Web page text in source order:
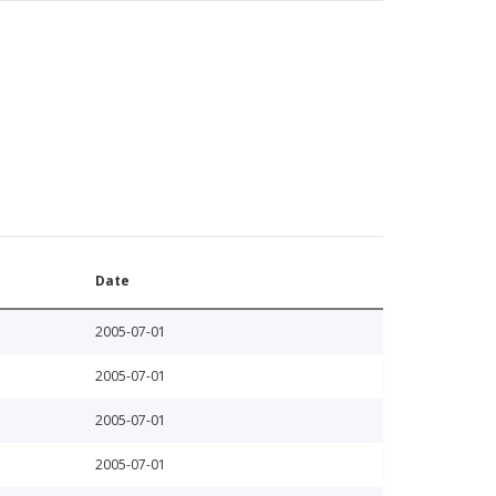
Date
2005-07-01
2005-07-01
2005-07-01
2005-07-01